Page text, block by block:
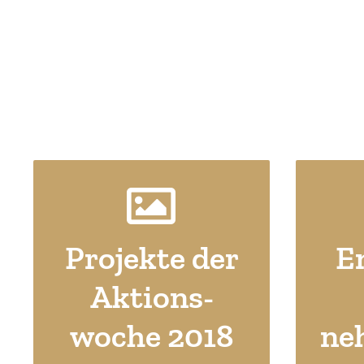
Projekte der
Aktions­
woche 2018
Zur Übersicht aller
Projekte 2018
Hier klicken!